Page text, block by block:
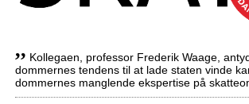
,, Kollegaen, professor Frederik Waage,
dommernes tendens til at lade staten vinde
dommernes manglende ekspertise på